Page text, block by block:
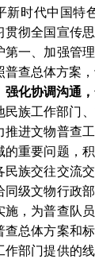
新时代中国特
贯彻全国宣传
第一、加强管
普查总体方案
强化协调沟通
民族工作部门
推进文物普查
的重要问题，
民族交往交流
同级文物行政
施，为普查队
查总体方案和
作部门提供的